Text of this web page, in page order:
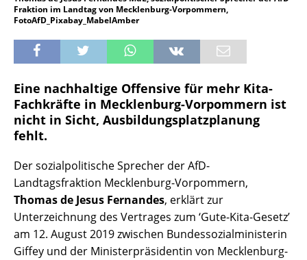
Fraktion im Landtag von Mecklenburg-Vorpommern,
FotoAfD_Pixabay_MabelAmber
Eine nachhaltige Offensive für mehr Kita-
Fachkräfte in Mecklenburg-Vorpommern ist
nicht in Sicht, Ausbildungsplatzplanung
fehlt.
Der sozialpolitische Sprecher der AfD-
Landtagsfraktion Mecklenburg-Vorpommern,
Thomas de Jesus Fernandes, erklärt zur
Unterzeichnung des Vertrages zum ‘Gute-Kita-Gesetz’
am 12. August 2019 zwischen Bundessozialministerin
Giffey und der Ministerpräsidentin von Mecklenburg-